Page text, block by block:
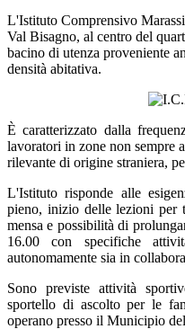
L'Istituto Comprensivo
Val Bisagno, al centro del
bacino di utenza proveniente
densità abitativa.
È caratterizzato dalla
lavoratori in zone non sempre
rilevante di origine straniera,
L'Istituto risponde alle
pieno, inizio delle lezioni per
mensa e possibilità di
16.00 con specifiche
autonomamente sia in
Sono previste attività
sportello di ascolto per le
operano presso il Municipio